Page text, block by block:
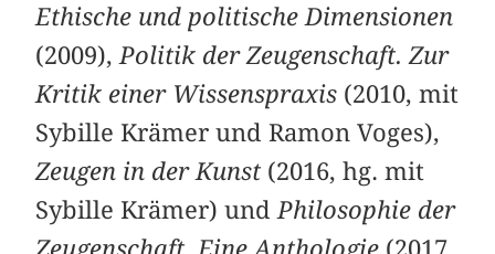
Ethische und politische Dimensionen
(2009), Politik der Zeugenschaft. Zur
Kritik einer Wissenspraxis (2010, mit
Sybille Krämer und Ramon Voges),
Zeugen in der Kunst (2016, hg. mit
Sybille Krämer) und Philosophie der
Zeugenschaft. Eine Anthologie (2017,